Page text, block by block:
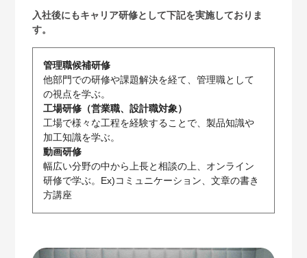
入社後にもキャリア研修として下記を実施しておりま
す。
管理職候補研修
他部門での研修や課題解決を経て、管理職として
の視点を学ぶ。
工場研修（営業職、設計職対象）
工場で様々な工程を経験することで、製品知識や
加工知識を学ぶ。
動画研修
幅広い分野の中から上長と相談の上、オンライン
研修で学ぶ。Ex)コミュニケーション、文章の書き
方講座